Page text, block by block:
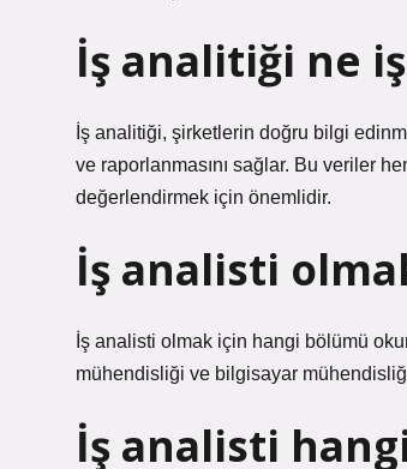
İş analitiği ne
İş analitiği, şirketlerin doğru bilgi
ve raporlanmasını sağlar. Bu veriler
değerlendirmek için önemlidir.
İş analisti
İş analisti olmak için hangi bölümü
mühendisliği ve bilgisayar
İş analisti